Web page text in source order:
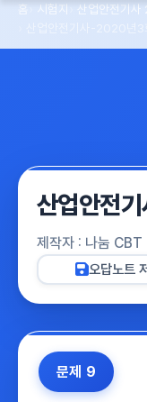
홈 시험지
산업안전기사
산업안전
제작자 : 나눔 CBT
오답노트
문제 9